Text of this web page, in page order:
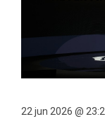
22 jun 2026 @